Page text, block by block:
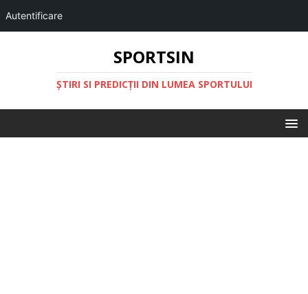
Autentificare
SPORTSIN
ŞTIRI SI PREDICŢII DIN LUMEA SPORTULUI